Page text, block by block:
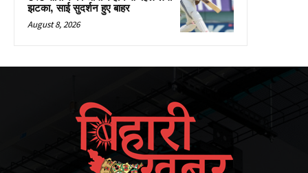
झटका, साई सुदर्शन हुए बाहर
August 8, 2026